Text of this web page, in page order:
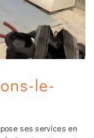
le-
ses services en